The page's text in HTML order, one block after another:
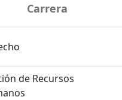
Carrera
de Recursos